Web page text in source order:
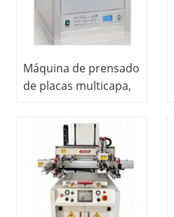
Máquina de prensado
de placas multicapa,
para laboratorios
escolares, equipo
didáctico, equipo de
laboratorio de PCB